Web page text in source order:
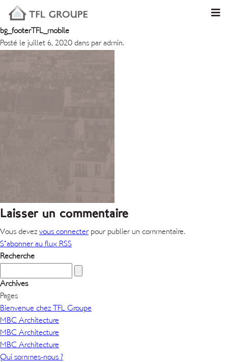
bg_footerTFL_mobile
Posté le juillet 6, 2020 dans par admin.
Laisser un commentaire
Vous devez vous connecterpour publier un commentaire.
S'abonner au flux RSS
Recherche
Archives
Pages
Bienvenue chez TFL Groupe
MBC Architecture
MBC Architecture
MBC Architecture
Qui sommes-nous ?